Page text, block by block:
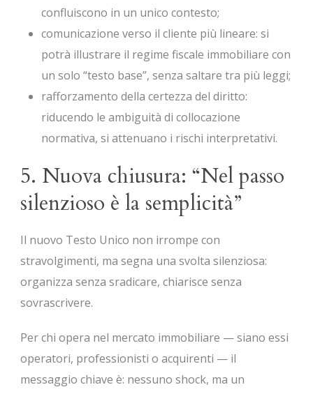
confluiscono in un unico contesto;
comunicazione verso il cliente più lineare: si
potrà illustrare il regime fiscale immobiliare con
un solo “testo base”, senza saltare tra più leggi;
rafforzamento della certezza del diritto:
riducendo le ambiguità di collocazione
normativa, si attenuano i rischi interpretativi.
5. Nuova chiusura: “Nel passo
silenzioso è la semplicità”
Il nuovo Testo Unico non irrompe con
stravolgimenti, ma segna una svolta silenziosa:
organizza senza sradicare, chiarisce senza
sovrascrivere.
Per chi opera nel mercato immobiliare — siano essi
operatori, professionisti o acquirenti — il
messaggio chiave è: nessuno shock, ma un